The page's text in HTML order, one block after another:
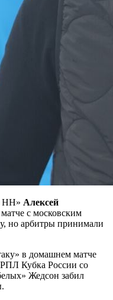
НН» Алексей
с московским
но арбитры принимали
в домашнем матче
РПЛ Кубка России со
Жедсон забил